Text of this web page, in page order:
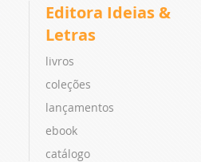
Editora Ideias &
Letras
livros
coleções
lançamentos
ebook
catálogo